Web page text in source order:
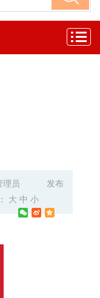
理员
发布
大 中 小